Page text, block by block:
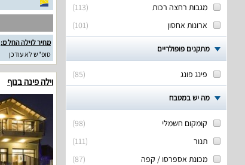
(
113
)
מגבות רחצה רכות
(
101
) ארונות אחסון
מתקנים פופולריים
(
85
) פינג פונג
מה יש במטבח
(
98
)
קומקום חשמלי
(
111
)
תנור
(
87
)
מכונת אספרסו / קפה
מחיר לוילה החל מ:
סופ"ש לא עודכן
וילה פינה בנוף